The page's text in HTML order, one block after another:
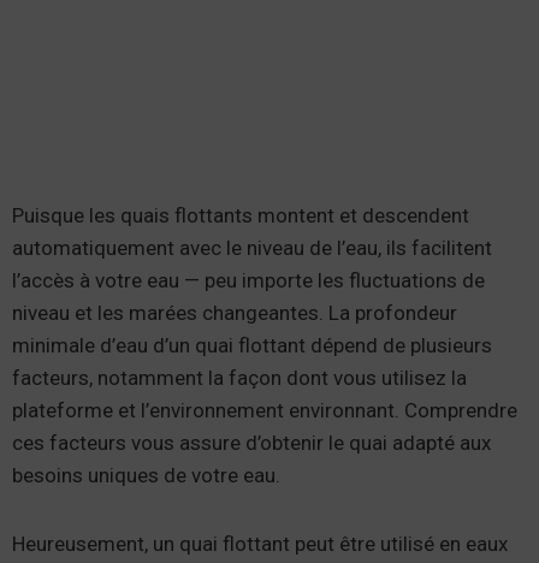
Puisque les quais flottants montent et descendent
automatiquement avec le niveau de l’eau, ils facilitent
l’accès à votre eau — peu importe les fluctuations de
niveau et les marées changeantes. La profondeur
minimale d’eau d’un quai flottant dépend de plusieurs
facteurs, notamment la façon dont vous utilisez la
plateforme et l’environnement environnant. Comprendre
ces facteurs vous assure d’obtenir le quai adapté aux
besoins uniques de votre eau.
Heureusement, un quai flottant peut être utilisé en eaux